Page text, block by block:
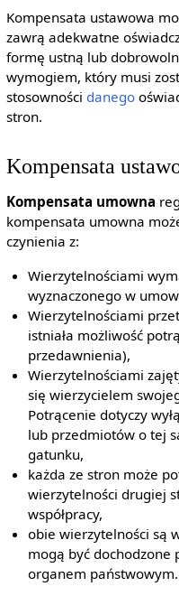
Kompensata ustawowa
zawrą adekwatne
formę ustną lub
wymogiem, który musi
stosowności danego
stron.
Kompensata
Kompensata umowna
kompensata umowna
czynienia z:
Wierzytelnościami
wyznaczonego w
Wierzytelnościami
istniała możliwość
przedawnienia),
Wierzytelnościami
się wierzycielem
Potrącenie dotyczy
lub przedmiotów o tej
gatunku,
każda ze stron może
wierzytelności drugiej
współpracy,
obie wierzytelności są
mogą być dochodzone
organem państwowym.